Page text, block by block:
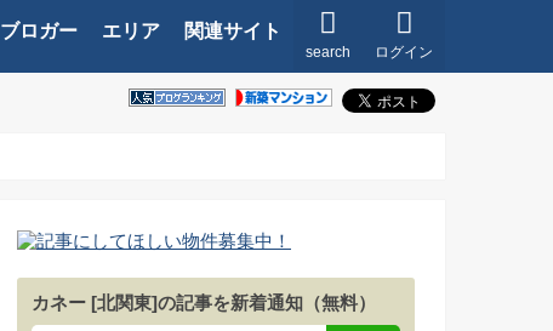
ログイン
search
ブロガー エリア 関連サイト
カネー [北関東]の記事を新着通知（無料）